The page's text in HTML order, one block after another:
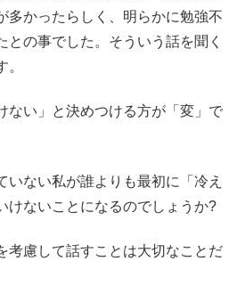
多かったらしく、明らかに勉強不
との事でした。そういう話を聞く
ない」と決めつける方が「変」で
いない私が誰よりも最初に「冷え
けないことになるのでしょうか?
考慮して話すことは大切なことだ